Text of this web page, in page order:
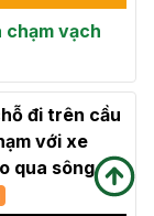
vạch
đi trên cầu
với xe
qua sông